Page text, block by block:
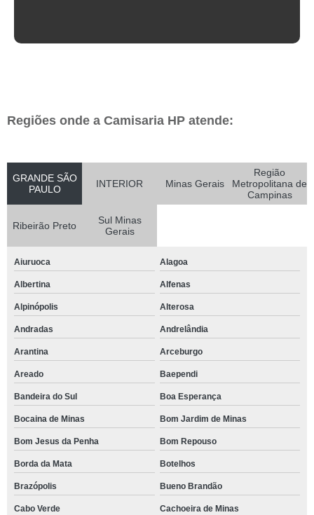
Regiões onde a Camisaria HP atende:
GRANDE SÃO
PAULO
INTERIOR Minas Gerais
Região
Metropolitana de
Campinas
Ribeirão Preto
Sul Minas
Gerais
Aiuruoca Alagoa
Albertina Alfenas
Alpinópolis Alterosa
Andradas Andrelândia
Arantina Arceburgo
Areado Baependi
Bandeira do Sul Boa Esperança
Bocaina de Minas Bom Jardim de Minas
Bom Jesus da Penha Bom Repouso
Borda da Mata Botelhos
Brazópolis Bueno Brandão
Cabo Verde Cachoeira de Minas